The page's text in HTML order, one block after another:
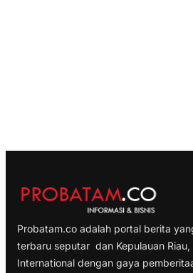
Probatam.co adalah portal berita
terbaru seputar dan Kepulauan Riau,
International dengan gaya